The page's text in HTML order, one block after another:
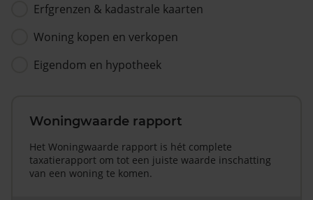
Erfgrenzen & kadastrale kaarten
Woning kopen en verkopen
Eigendom en hypotheek
Woningwaarde rapport
Het Woningwaarde rapport is hét complete
taxatierapport om tot een juiste waarde inschatting
van een woning te komen.